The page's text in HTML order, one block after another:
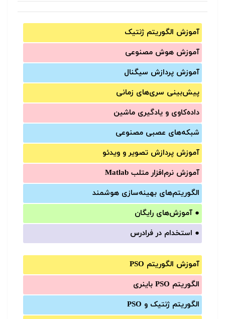
آموزش الگوریتم ژنتیک
آموزش‌ هوش مصنوعی
آموزش‌ پردازش سیگنال
پیش‌‌بینی سری‌‌های زمانی
داده‌کاوی و یادگیری ماشین
شبکه‌های عصبی مصنوعی
آموزش‌ پردازش تصویر و ویدئو
آموزش‌ نرم‌افزار متلب Matlab
الگوریتم‌های بهینه‌سازی هوشمند
● آموزش‌های رایگان
● استخدام در فرادرس
آموزش الگوریتم PSO
الگوریتم PSO باینری
الگوریتم ژنتیک و PSO